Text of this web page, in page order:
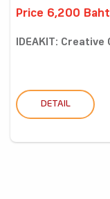
Price 6,200 Baht
IDEAKIT: Creative
DETAIL